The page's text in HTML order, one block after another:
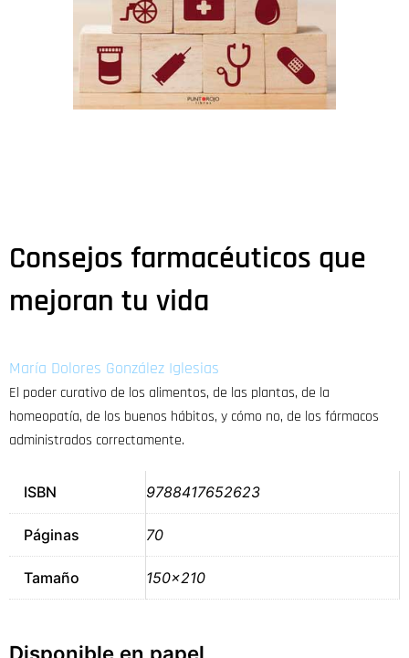
Consejos farmacéuticos que
mejoran tu vida
María Dolores González Iglesias
El poder curativo de los alimentos, de las plantas, de la
homeopatía, de los buenos hábitos, y cómo no, de los fármacos
administrados correctamente.
ISBN 9788417652623
Páginas 70
Tamaño 150×210